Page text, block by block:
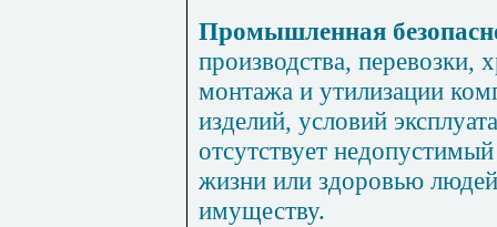
Промышленная
производства, перевозки,
монтажа и утилизации
изделий, условий
отсутствует
жизни или здоровью
имуществу.